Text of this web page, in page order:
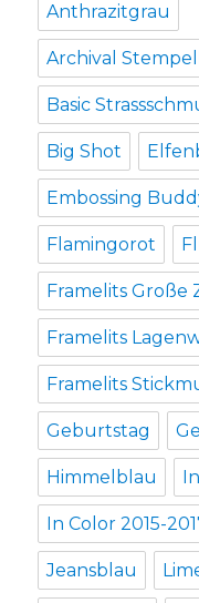
Anthrazitgrau
Archival
Basic
Big Shot
Embossing
Flamingorot
Framelits Große
Framelits
Framelits
Geburtstag
Himmelblau
In Color 2015-
Jeansblau